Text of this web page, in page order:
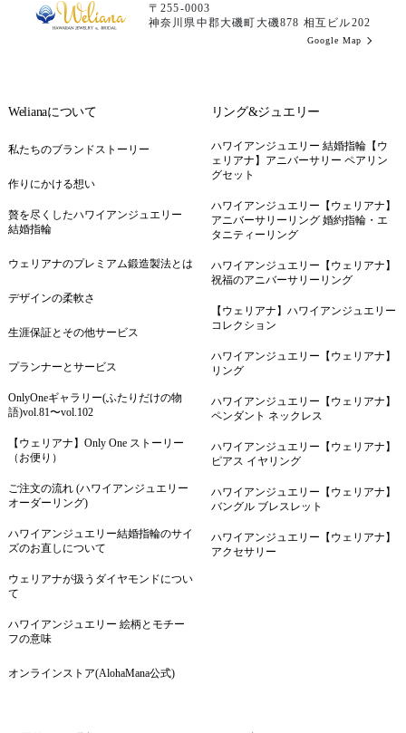
〒255-0003
神奈川県中郡大磯町大磯878 相互ビル202
Google Map
Welianaについて
私たちのブランドストーリー
作りにかける想い
贅を尽くしたハワイアンジュエリー
結婚指輪
ウェリアナのプレミアム鍛造製法とは
デザインの柔軟さ
生涯保証とその他サービス
プランナーとサービス
OnlyOneギャラリー(ふたりだけの物
語)vol.81〜vol.102
【ウェリアナ】Only One ストーリー
（お便り）
ご注文の流れ (ハワイアンジュエリー
オーダーリング)
ハワイアンジュエリー結婚指輪のサイ
ズのお直しについて
ウェリアナが扱うダイヤモンドについ
て
ハワイアンジュエリー 絵柄とモチー
フの意味
オンラインストア(AlohaMana公式)
リング&ジュエリー
ハワイアンジュエリー 結婚指輪【ウ
ェリアナ】アニバーサリー ペアリン
グセット
ハワイアンジュエリー【ウェリアナ】
アニバーサリーリング 婚約指輪・エ
タニティーリング
ハワイアンジュエリー【ウェリアナ】
祝福のアニバーサリーリング
【ウェリアナ】ハワイアンジュエリー
コレクション
ハワイアンジュエリー【ウェリアナ】
リング
ハワイアンジュエリー【ウェリアナ】
ペンダント ネックレス
ハワイアンジュエリー【ウェリアナ】
ピアス イヤリング
ハワイアンジュエリー【ウェリアナ】
バングル ブレスレット
ハワイアンジュエリー【ウェリアナ】
アクセサリー